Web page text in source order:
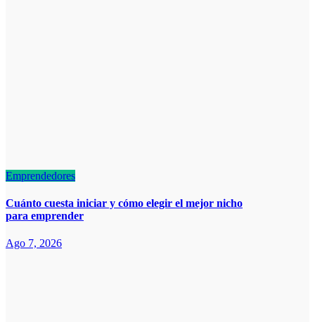
Emprendedores
Cuánto cuesta iniciar y cómo elegir el mejor nicho
para emprender
Ago 7, 2026